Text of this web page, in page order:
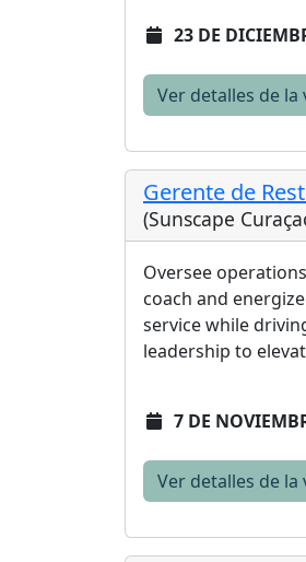
23 DE
Ver detalles de la
Gerente de
(Sunscape
Oversee
coach and
service while
leadership to
7 DE
Ver detalles de la